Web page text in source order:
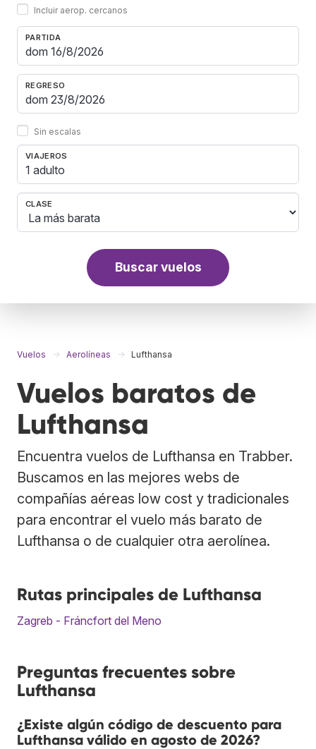
Incluir aerop. cercanos
PARTIDA
REGRESO
Sin escalas
VIAJEROS
1 adulto
CLASE
Buscar vuelos
Vuelos Aerolíneas Lufthansa
Vuelos baratos de
Lufthansa
Encuentra vuelos de Lufthansa en Trabber.
Buscamos en las mejores webs de
compañías aéreas low cost y tradicionales
para encontrar el vuelo más barato de
Lufthansa o de cualquier otra aerolínea.
Rutas principales de Lufthansa
Zagreb - Fráncfort del Meno
Preguntas frecuentes sobre
Lufthansa
¿Existe algún código de descuento para
Lufthansa válido en agosto de 2026?